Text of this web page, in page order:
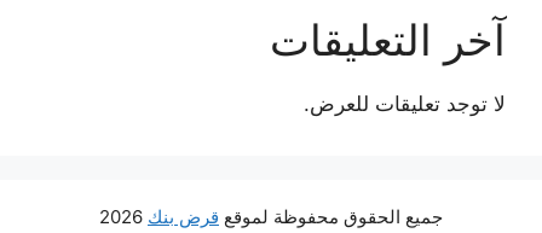
آخر التعليقات
لا توجد تعليقات للعرض.
جميع الحقوق محفوظة لموقع قرض بنك